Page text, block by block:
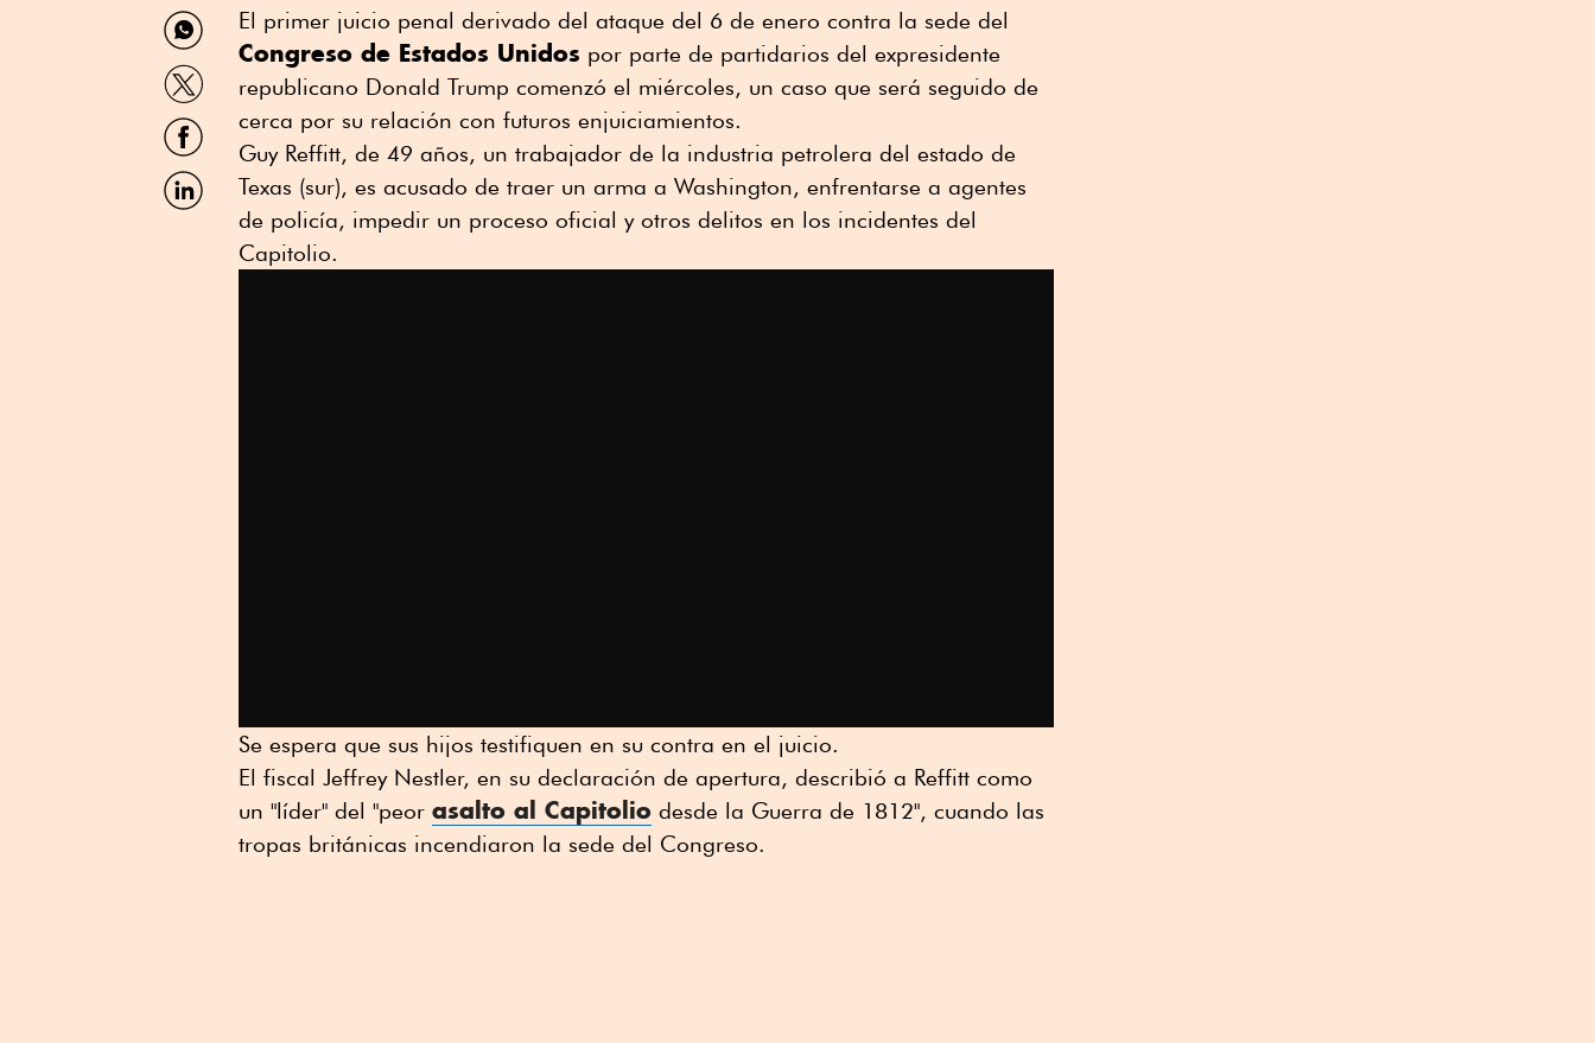
Compartir
por
WhatsApp
Compartir
por
Twitter
Compartir
por
Facebook
Compartir
por
El primer juicio penal derivado del ataque del 6 de enero contra la sede del
Congreso de Estados Unidos por parte de partidarios del expresidente
republicano Donald Trump comenzó el miércoles, un caso que será seguido de
cerca por su relación con futuros enjuiciamientos.
Guy Reffitt, de 49 años, un trabajador de la industria petrolera del estado de
Texas (sur), es acusado de traer un arma a Washington, enfrentarse a agentes
de policía, impedir un proceso oficial y otros delitos en los incidentes del
Capitolio.
Se espera que sus hijos testifiquen en su contra en el juicio.
El fiscal Jeffrey Nestler, en su declaración de apertura, describió a Reffitt como
un "líder" del "peor asalto al Capitolio desde la Guerra de 1812", cuando las
tropas británicas incendiaron la sede del Congreso.